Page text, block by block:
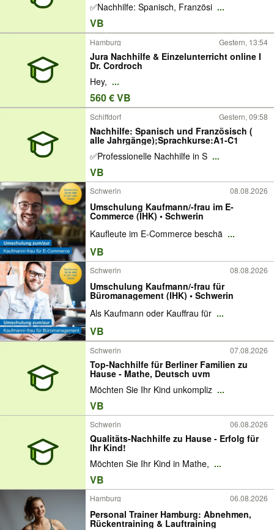
✅Nachhilfe: Spanisch, Französi ...
VB
Hamburg Gestern, 13:54
Jura Nachhilfe & Einzelunterricht online I
Dr. Cordroch
Hey, ...
560 € VB
Schiffdorf Gestern, 09:58
Nachhilfe: Spanisch und Französisch (
alle Jahrgänge);Sprachkurse:A1-C1
✅Professionelle Nachhilfe in S ...
VB
Schwerin 08.08.2026
Umschulung Kaufmann/-frau im E-
Commerce (IHK) • Schwerin
Kaufleute im E-Commerce beschä ...
VB
Schwerin 08.08.2026
Umschulung Kaufmann/-frau für
Büromanagement (IHK) • Schwerin
Als Kaufmann oder Kauffrau für ...
VB
Schwerin 07.08.2026
Top-Nachhilfe für Berliner Familien zu
Hause - Mathe, Deutsch uvm
Möchten Sie Ihr Kind unkompliz ...
VB
Schwerin 06.08.2026
Qualitäts-Nachhilfe zu Hause - Erfolg für
Ihr Kind!
Möchten Sie Ihr Kind in Mathe, ...
VB
Hamburg 06.08.2026
Personal Trainer Hamburg: Abnehmen,
Rückentraining & Lauftraining